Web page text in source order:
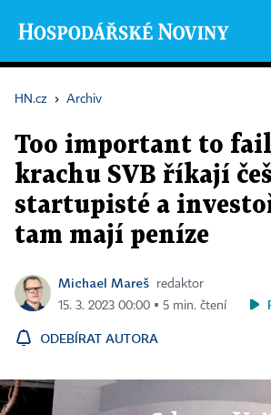
HN.cz › Archiv
Too important to
krachu SVB říkají
startupisté a
tam mají peníze
Michael Mareš
redaktor
15. 3. 2023 00:00 ▪ 5 min. čtení
ODEBÍRAT AUTORA